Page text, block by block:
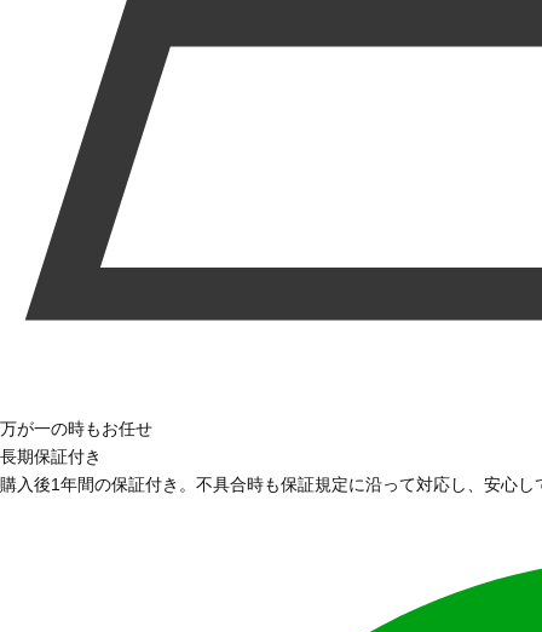
万が一の時もお任せ
長期保証付き
購入後1年間の保証付き。不具合時も保証規定に沿って対応し、安心